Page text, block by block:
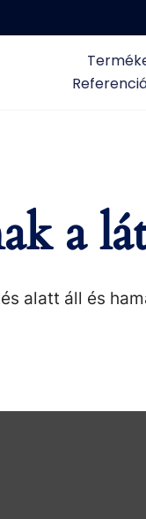
a
alatt áll és